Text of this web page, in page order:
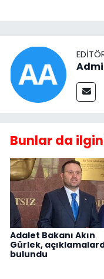
Bunlar da
Adalet Bakanı Akın
Gürlek,
bulundu